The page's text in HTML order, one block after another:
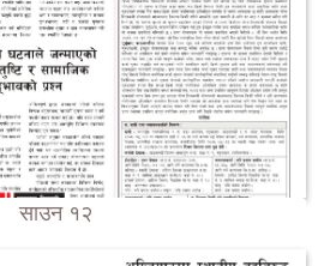
साउन १२